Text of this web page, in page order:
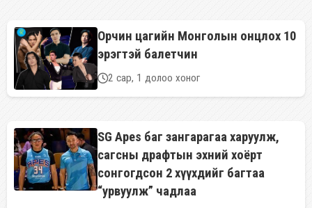
Орчин цагийн Монголын онцлох 10
эрэгтэй балетчин
2 сар, 1 долоо хоног
SG Apes баг зангарагаа харуулж,
сагсны драфтын эхний хоёрт
сонгогдсон 2 хүүхдийг багтаа
“урвуулж” чадлаа